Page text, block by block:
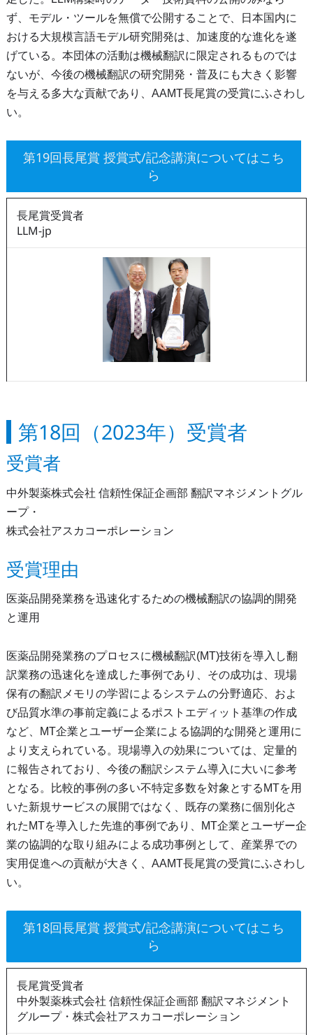
ず、モデル・ツールを無償で公開することで、日本国内に
おける大規模言語モデル研究開発は、加速度的な進化を遂
げている。本団体の活動は機械翻訳に限定されるものでは
ないが、今後の機械翻訳の研究開発・普及にも大きく影響
を与える多大な貢献であり、AAMT長尾賞の受賞にふさわし
い。
第19回長尾賞 授賞式/記念講演についてはこち
ら
長尾賞受賞者
LLM-jp
第18回（2023年）受賞者
受賞者
中外製薬株式会社 信頼性保証企画部 翻訳マネジメントグル
ープ・
株式会社アスカコーポレーション
受賞理由
医薬品開発業務を迅速化するための機械翻訳の協調的開発
と運用
医薬品開発業務のプロセスに機械翻訳(MT)技術を導入し翻
訳業務の迅速化を達成した事例であり、その成功は、現場
保有の翻訳メモリの学習によるシステムの分野適応、およ
び品質水準の事前定義によるポストエディット基準の作成
など、MT企業とユーザー企業による協調的な開発と運用に
より支えられている。現場導入の効果については、定量的
に報告されており、今後の翻訳システム導入に大いに参考
となる。比較的事例の多い不特定多数を対象とするMTを用
いた新規サービスの展開ではなく、既存の業務に個別化さ
れたMTを導入した先進的事例であり、MT企業とユーザー企
業の協調的な取り組みによる成功事例として、産業界での
実用促進への貢献が大きく、AAMT長尾賞の受賞にふさわし
い。
第18回長尾賞 授賞式/記念講演についてはこち
ら
長尾賞受賞者
中外製薬株式会社 信頼性保証企画部 翻訳マネジメント
グループ・株式会社アスカコーポレーション